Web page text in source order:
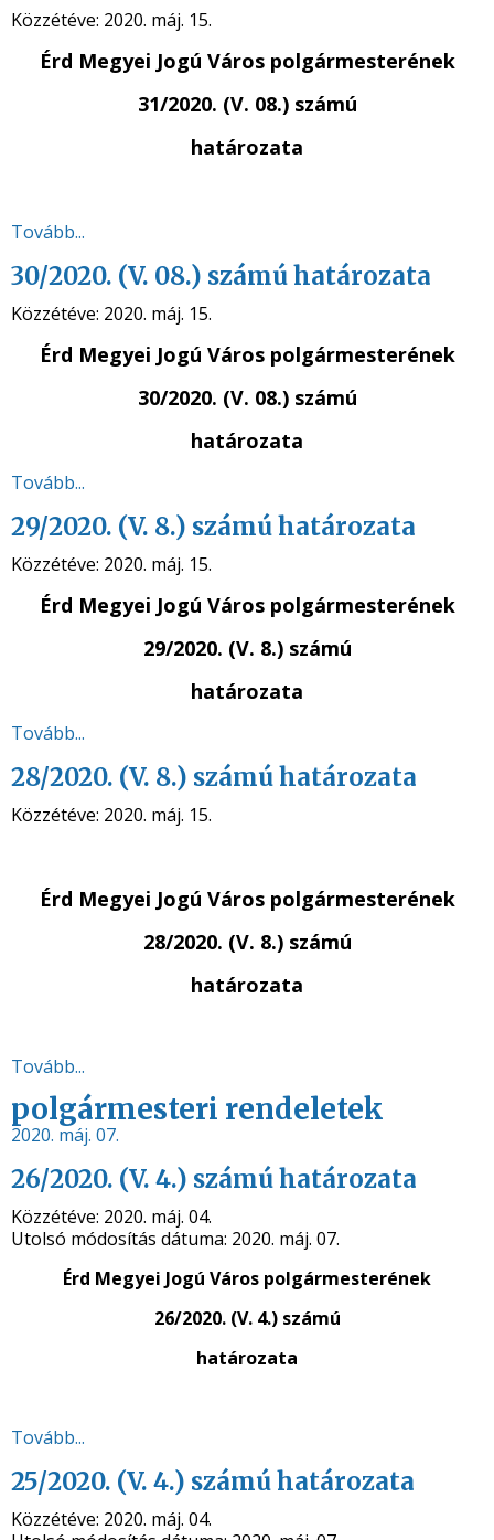
Közzétéve: 2020. máj. 15.
Érd Megyei Jogú Város polgármesterének
31/2020. (V. 08.) számú
határozata
Tovább...
30/2020. (V. 08.) számú határozata
Közzétéve: 2020. máj. 15.
Érd Megyei Jogú Város polgármesterének
30/2020. (V. 08.) számú
határozata
Tovább...
29/2020. (V. 8.) számú határozata
Közzétéve: 2020. máj. 15.
Érd Megyei Jogú Város polgármesterének
29/2020. (V. 8.) számú
határozata
Tovább...
28/2020. (V. 8.) számú határozata
Közzétéve: 2020. máj. 15.
Érd Megyei Jogú Város polgármesterének
28/2020. (V. 8.) számú
határozata
Tovább...
polgármesteri rendeletek
2020. máj. 07.
26/2020. (V. 4.) számú határozata
Közzétéve: 2020. máj. 04.
Utolsó módosítás dátuma: 2020. máj. 07.
Érd Megyei Jogú Város polgármesterének
26/2020. (V. 4.) számú
határozata
Tovább...
25/2020. (V. 4.) számú határozata
Közzétéve: 2020. máj. 04.